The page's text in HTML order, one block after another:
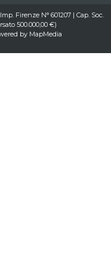
Firenze N° 601207 | Cap. Soc.
500.000,00 €)
by MapMedia